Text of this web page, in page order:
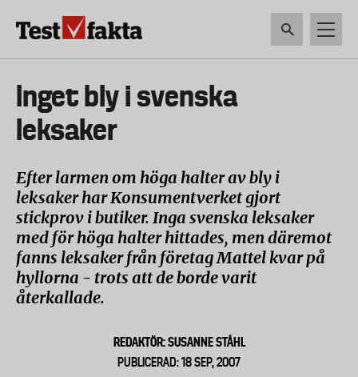
Huvudmeny
ny
Inget bly i svenska
leksaker
Efter larmen om höga halter av bly i
leksaker har Konsumentverket gjort
stickprov i butiker. Inga svenska leksaker
med för höga halter hittades, men däremot
fanns leksaker från företag Mattel kvar på
hyllorna - trots att de borde varit
återkallade.
REDAKTÖR: SUSANNE STÅHL
PUBLICERAD: 18 SEP, 2007